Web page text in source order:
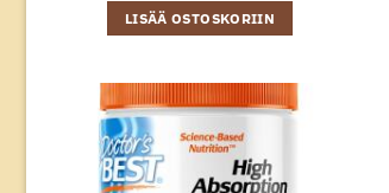
LISÄÄ OSTOSKORIIN